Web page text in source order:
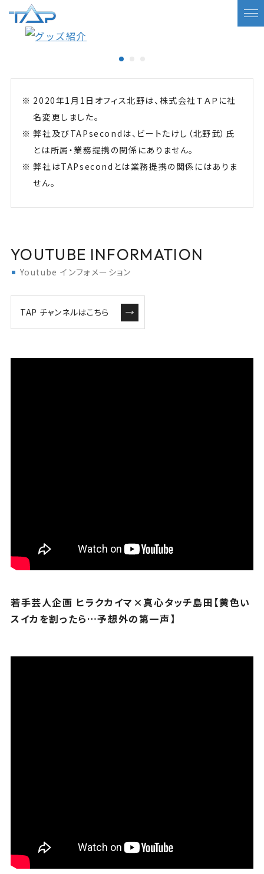
2020年1月1日オフィス北野は、株式会社ＴＡＰに社
名変更しました。
弊社及びTAPsecondは、ビートたけし（北野武）氏
とは所属・業務提携の関係にありません。
弊社はTAPsecondとは業務提携の関係にはありま
せん。
YOUTUBE INFORMATION
Youtube インフォメーション
TAP チャンネルはこちら
若手芸人企画 ヒラクカイマ×真心タッチ島田【黄色い
スイカを割ったら…予想外の第一声】